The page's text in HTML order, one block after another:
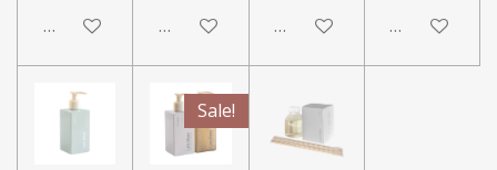
In winkelwagenIn winkelwagenIn winkelwagen
In
Sale!